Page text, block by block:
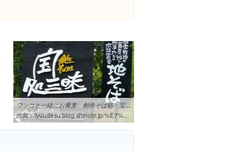
ワンコと一緒にお蕎麦、創作そば処・宝処三昧 | どこでも晴れたらワン歩
出典：ryuudesu.blog.shinobi.jp/%E7%86%8A%E6%9C%AC%E7%9C%8C/%E3%83%AF%E3%83%B3%E3%82%B3%E3%81%A8%E4%B8%80%E7%B7%92%E3%81%AB%E3%81%8A%E8%95%8E%E9%BA%A6%E3%80%81%E5%89%B5%E4%BD%9C%E3%81%9D%E3%81%B0%E5%87%A6%E3%83%BB%E5%AE%9D%E5%87%A6%E4%B8%89%E6%98%A7